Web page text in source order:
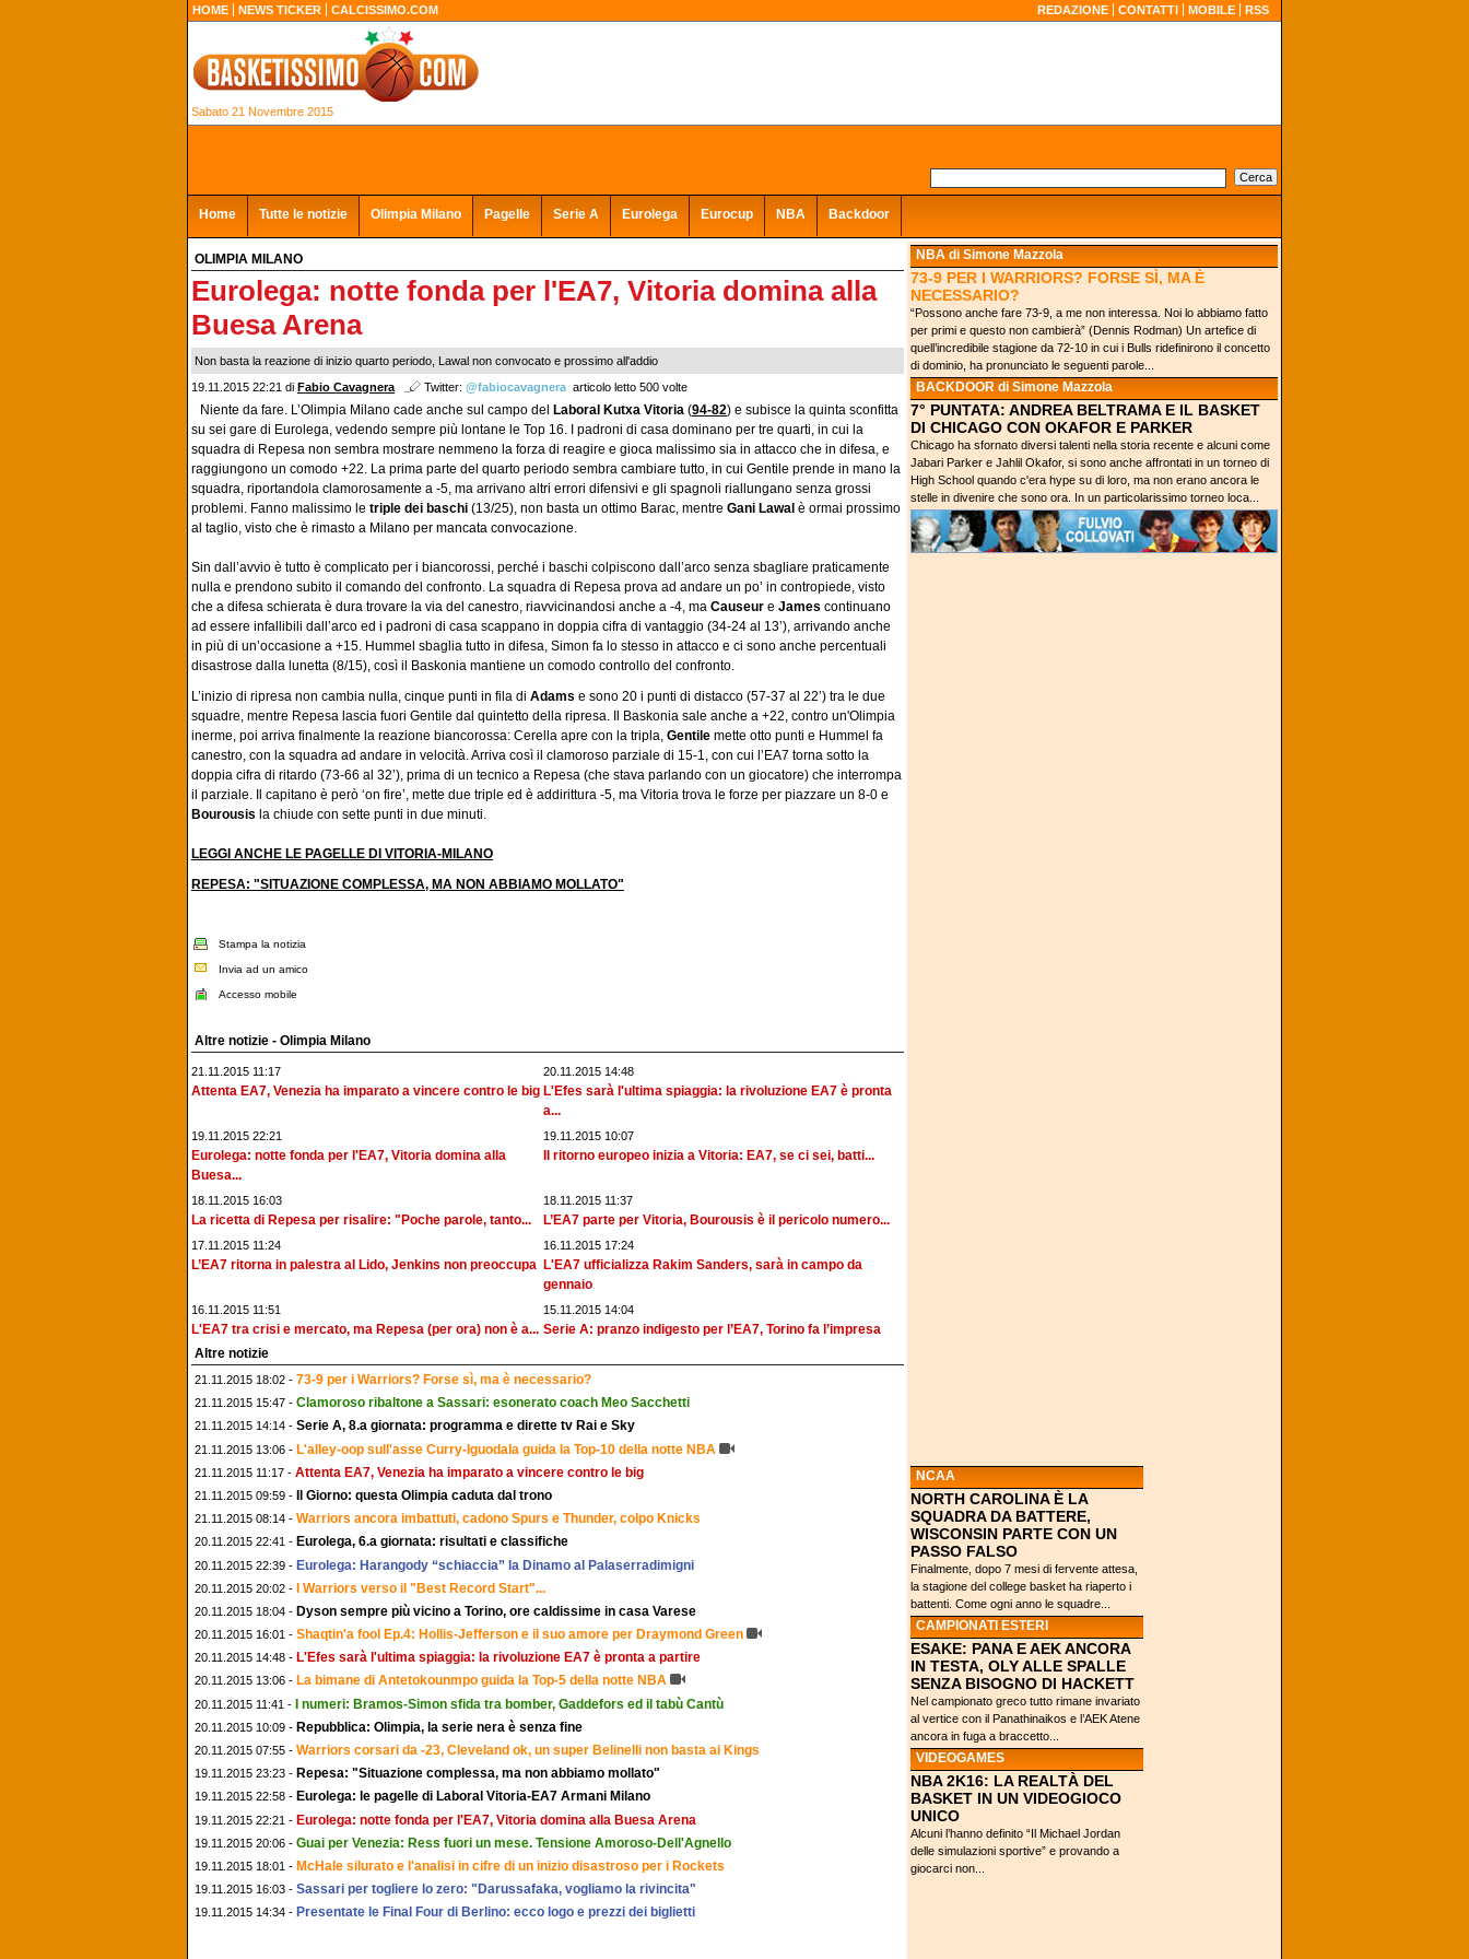
HOME NEWS TICKER CALCISSIMO.COM REDAZIONE CONTATTI MOBILE RSS
Sabato 21 Novembre 2015
Home Tutte le notizie Olimpia Milano Pagelle Serie A Eurolega Eurocup NBA Backdoor
OLIMPIA MILANO
Eurolega: notte fonda per l'EA7, Vitoria domina alla
Buesa Arena
Non basta la reazione di inizio quarto periodo, Lawal non convocato e prossimo all'addio
19.11.2015 22:21 di Fabio Cavagnera Twitter: @fabiocavagnera articolo letto 500 volte
Niente da fare. L’Olimpia Milano cade anche sul campo del Laboral Kutxa Vitoria (94-82) e subisce la quinta sconfitta
su sei gare di Eurolega, vedendo sempre più lontane le Top 16. I padroni di casa dominano per tre quarti, in cui la
squadra di Repesa non sembra mostrare nemmeno la forza di reagire e gioca malissimo sia in attacco che in difesa, e
raggiungono un comodo +22. La prima parte del quarto periodo sembra cambiare tutto, in cui Gentile prende in mano la
squadra, riportandola clamorosamente a -5, ma arrivano altri errori difensivi e gli spagnoli riallungano senza grossi
problemi. Fanno malissimo le triple dei baschi (13/25), non basta un ottimo Barac, mentre Gani Lawal è ormai prossimo
al taglio, visto che è rimasto a Milano per mancata convocazione.
Sin dall’avvio è tutto è complicato per i biancorossi, perché i baschi colpiscono dall’arco senza sbagliare praticamente
nulla e prendono subito il comando del confronto. La squadra di Repesa prova ad andare un po’ in contropiede, visto
che a difesa schierata è dura trovare la via del canestro, riavvicinandosi anche a -4, ma Causeur e James continuano
ad essere infallibili dall’arco ed i padroni di casa scappano in doppia cifra di vantaggio (34-24 al 13’), arrivando anche
in più di un’occasione a +15. Hummel sbaglia tutto in difesa, Simon fa lo stesso in attacco e ci sono anche percentuali
disastrose dalla lunetta (8/15), così il Baskonia mantiene un comodo controllo del confronto.
L’inizio di ripresa non cambia nulla, cinque punti in fila di Adams e sono 20 i punti di distacco (57-37 al 22’) tra le due
squadre, mentre Repesa lascia fuori Gentile dal quintetto della ripresa. Il Baskonia sale anche a +22, contro un'Olimpia
inerme, poi arriva finalmente la reazione biancorossa: Cerella apre con la tripla, Gentile mette otto punti e Hummel fa
canestro, con la squadra ad andare in velocità. Arriva così il clamoroso parziale di 15-1, con cui l’EA7 torna sotto la
doppia cifra di ritardo (73-66 al 32’), prima di un tecnico a Repesa (che stava parlando con un giocatore) che interrompa
il parziale. Il capitano è però ‘on fire’, mette due triple ed è addirittura -5, ma Vitoria trova le forze per piazzare un 8-0 e
Bourousis la chiude con sette punti in due minuti.
LEGGI ANCHE LE PAGELLE DI VITORIA-MILANO
REPESA: "SITUAZIONE COMPLESSA, MA NON ABBIAMO MOLLATO"
Stampa la notizia
Invia ad un amico
Accesso mobile
Altre notizie - Olimpia Milano
21.11.2015 11:17
Attenta EA7, Venezia ha imparato a vincere contro le big
20.11.2015 14:48
L'Efes sarà l'ultima spiaggia: la rivoluzione EA7 è pronta
a...
19.11.2015 22:21
Eurolega: notte fonda per l'EA7, Vitoria domina alla
Buesa...
19.11.2015 10:07
Il ritorno europeo inizia a Vitoria: EA7, se ci sei, batti...
18.11.2015 16:03
La ricetta di Repesa per risalire: "Poche parole, tanto...
18.11.2015 11:37
L’EA7 parte per Vitoria, Bourousis è il pericolo numero...
17.11.2015 11:24
L’EA7 ritorna in palestra al Lido, Jenkins non preoccupa
16.11.2015 17:24
L'EA7 ufficializza Rakim Sanders, sarà in campo da
gennaio
16.11.2015 11:51
L'EA7 tra crisi e mercato, ma Repesa (per ora) non è a...
15.11.2015 14:04
Serie A: pranzo indigesto per l’EA7, Torino fa l’impresa
Altre notizie
21.11.2015 18:02 - 73-9 per i Warriors? Forse sì, ma è necessario?
21.11.2015 15:47 - Clamoroso ribaltone a Sassari: esonerato coach Meo Sacchetti
21.11.2015 14:14 - Serie A, 8.a giornata: programma e dirette tv Rai e Sky
21.11.2015 13:06 - L'alley-oop sull'asse Curry-Iguodala guida la Top-10 della notte NBA
21.11.2015 11:17 - Attenta EA7, Venezia ha imparato a vincere contro le big
21.11.2015 09:59 - Il Giorno: questa Olimpia caduta dal trono
21.11.2015 08:14 - Warriors ancora imbattuti, cadono Spurs e Thunder, colpo Knicks
20.11.2015 22:41 - Eurolega, 6.a giornata: risultati e classifiche
20.11.2015 22:39 - Eurolega: Harangody “schiaccia” la Dinamo al Palaserradimigni
20.11.2015 20:02 - I Warriors verso il "Best Record Start"...
20.11.2015 18:04 - Dyson sempre più vicino a Torino, ore caldissime in casa Varese
20.11.2015 16:01 - Shaqtin'a fool Ep.4: Hollis-Jefferson e il suo amore per Draymond Green
20.11.2015 14:48 - L'Efes sarà l'ultima spiaggia: la rivoluzione EA7 è pronta a partire
20.11.2015 13:06 - La bimane di Antetokounmpo guida la Top-5 della notte NBA
20.11.2015 11:41 - I numeri: Bramos-Simon sfida tra bomber, Gaddefors ed il tabù Cantù
20.11.2015 10:09 - Repubblica: Olimpia, la serie nera è senza fine
20.11.2015 07:55 - Warriors corsari da -23, Cleveland ok, un super Belinelli non basta ai Kings
19.11.2015 23:23 - Repesa: "Situazione complessa, ma non abbiamo mollato"
19.11.2015 22:58 - Eurolega: le pagelle di Laboral Vitoria-EA7 Armani Milano
19.11.2015 22:21 - Eurolega: notte fonda per l'EA7, Vitoria domina alla Buesa Arena
19.11.2015 20:06 - Guai per Venezia: Ress fuori un mese. Tensione Amoroso-Dell'Agnello
19.11.2015 18:01 - McHale silurato e l'analisi in cifre di un inizio disastroso per i Rockets
19.11.2015 16:03 - Sassari per togliere lo zero: "Darussafaka, vogliamo la rivincita"
19.11.2015 14:34 - Presentate le Final Four di Berlino: ecco logo e prezzi dei biglietti
NBA di Simone Mazzola
73-9 PER I WARRIORS? FORSE SÌ, MA È
NECESSARIO?
“Possono anche fare 73-9, a me non interessa. Noi lo abbiamo fatto
per primi e questo non cambierà” (Dennis Rodman) Un artefice di
quell’incredibile stagione da 72-10 in cui i Bulls ridefinirono il concetto
di dominio, ha pronunciato le seguenti parole...
BACKDOOR di Simone Mazzola
7° PUNTATA: ANDREA BELTRAMA E IL BASKET
DI CHICAGO CON OKAFOR E PARKER
Chicago ha sfornato diversi talenti nella storia recente e alcuni come
Jabari Parker e Jahlil Okafor, si sono anche affrontati in un torneo di
High School quando c'era hype su di loro, ma non erano ancora le
stelle in divenire che sono ora. In un particolarissimo torneo loca...
NCAA
NORTH CAROLINA È LA
SQUADRA DA BATTERE,
WISCONSIN PARTE CON UN
PASSO FALSO
Finalmente, dopo 7 mesi di fervente attesa,
la stagione del college basket ha riaperto i
battenti. Come ogni anno le squadre...
CAMPIONATI ESTERI
ESAKE: PANA E AEK ANCORA
IN TESTA, OLY ALLE SPALLE
SENZA BISOGNO DI HACKETT
Nel campionato greco tutto rimane invariato
al vertice con il Panathinaikos e l’AEK Atene
ancora in fuga a braccetto...
VIDEOGAMES
NBA 2K16: LA REALTÀ DEL
BASKET IN UN VIDEOGIOCO
UNICO
Alcuni l’hanno definito “Il Michael Jordan
delle simulazioni sportive” e provando a
giocarci non...